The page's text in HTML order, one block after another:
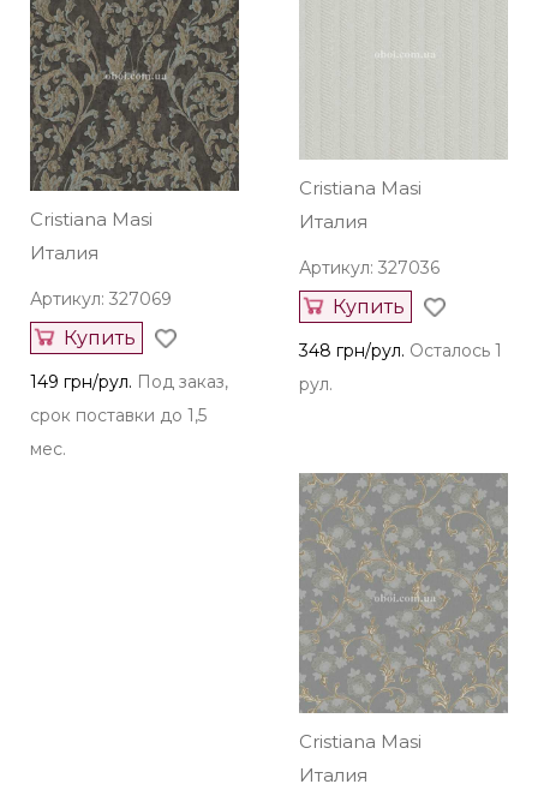
Cristiana Masi
Италия
Артикул: 327069
Купить
149 грн/рул. Под заказ,
срок поставки до 1,5
мес.
Cristiana Masi
Италия
Артикул: 327036
Купить
348 грн/рул. Осталось 1
рул.
Cristiana Masi
Италия